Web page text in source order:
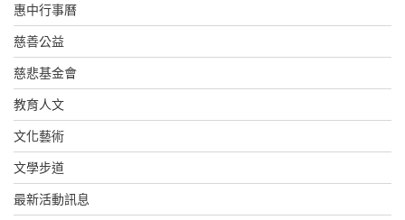
惠中行事曆
慈善公益
慈悲基金會
教育人文
文化藝術
文學步道
最新活動訊息